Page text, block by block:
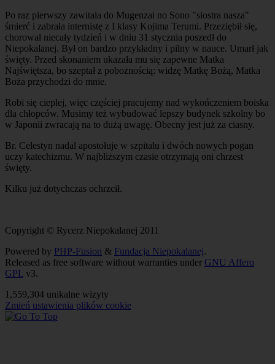
Po raz pierwszy zawitała do Mugenzai no Sono "siostra nasza"
śmierć i zabrała internistę z I klasy Kojima Terumi. Przeziębił się,
chorował niecały tydzień i w dniu 31 stycznia poszedł do
Niepokalanej. Był on bardzo przykładny i pilny w nauce. Umarł jak
święty. Przed skonaniem ukazała mu się zapewne Matka
Najświętsza, bo szeptał z pobożnością: widzę Matkę Bożą, Matka
Boża przychodzi do mnie.
Robi się cieplej, więc częściej pracujemy nad wykończeniem boiska
dla chłopców. Musimy też wybudować lepszy budynek szkolny bo
w Japonii zwracają na to dużą uwagę. Obecny jest już za ciasny.
Br. Celestyn nadal apostołuje w szpitalu i dwóch nowych pogan
uczy katechizmu. W najbliższym czasie otrzymają oni chrzest
święty.
Kilku już dotychczas ochrzcił.
Copyright © Rycerz Niepokalanej 2011
Powered by PHP-Fusion & Fundacja Niepokalanej.
Released as free software without warranties under GNU Affero
GPL v3.
1,559,304 unikalne wizyty
Zmień ustawienia plików cookie